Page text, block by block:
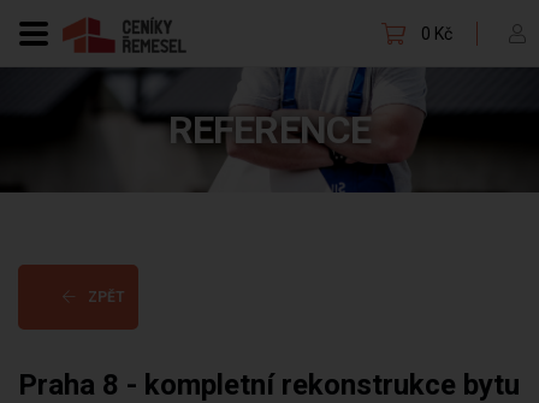
0 Kč
REFERENCE
ZPĚT
Praha 8 - kompletní rekonstrukce bytu